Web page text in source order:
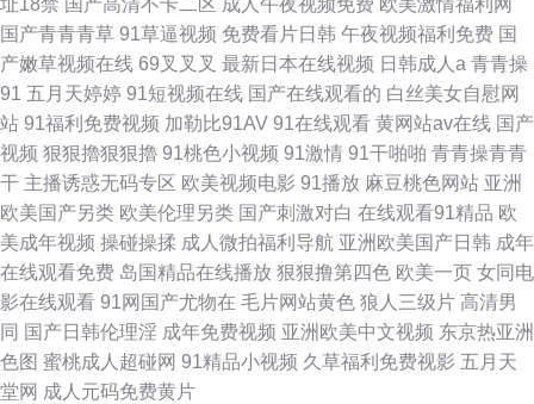
址18禁 国产高清不卡二区 成人午夜视频免费 欧美激情福利网
国产青青青草 91草逼视频 免费看片日韩 午夜视频福利免费 国
产嫩草视频在线 69叉叉叉 最新日本在线视频 日韩成人a 青青操
91 五月天婷婷 91短视频在线 国产在线观看的 白丝美女自慰网
站 91福利免费视频 加勒比91AV 91在线观看 黄网站av在线 国产
视频 狠狠擼狠狠擼 91桃色小视频 91激情 91干啪啪 青青操青青
干 主播诱惑无码专区 欧美视频电影 91播放 麻豆桃色网站 亚洲
欧美国产另类 欧美伦理另类 国产刺激对白 在线观看91精品 欧
美成年视频 操碰操揉 成人微拍福利导航 亚洲欧美国产日韩 成年
在线观看免费 岛国精品在线播放 狠狠撸第四色 欧美一页 女同电
影在线观看 91网国产尤物在 毛片网站黄色 狼人三级片 高清男
同 国产日韩伦理淫 成年免费视频 亚洲欧美中文视频 东京热亚洲
色图 蜜桃成人超碰网 91精品小视频 久草福利免费视影 五月天
堂网 成人元码免费黄片